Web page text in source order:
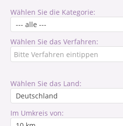
Wählen Sie die Kategorie:
Wählen Sie das Verfahren:
Wählen Sie das Land:
Im Umkreis von: